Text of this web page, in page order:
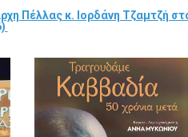
Πέλλας κ. Ιορδάνη Τζαμτζή